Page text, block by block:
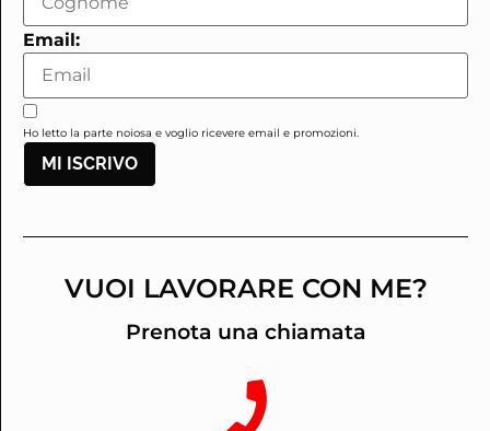
Email:
Ho letto la parte noiosa e voglio ricevere email e promozioni.
MI ISCRIVO
VUOI LAVORARE CON ME?
Prenota una chiamata